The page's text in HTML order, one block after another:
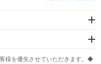
様を優先させていただきます。◆